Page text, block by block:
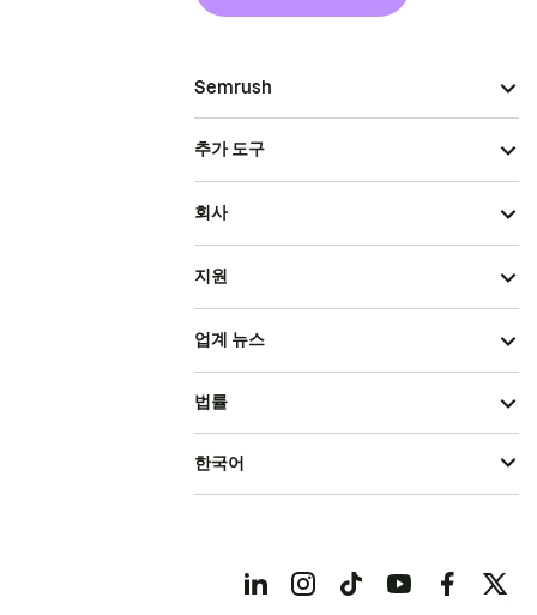
Semrush
추가 도구
회사
지원
업계 뉴스
법률
한국어